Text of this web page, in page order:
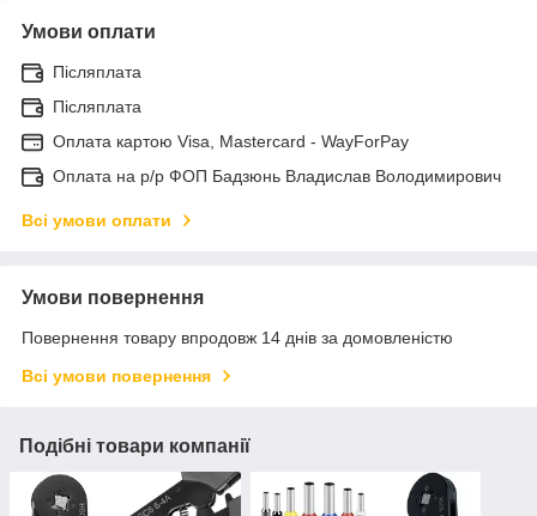
Умови оплати
Післяплата
Післяплата
Оплата картою Visa, Mastercard - WayForPay
Оплата на р/р ФОП Бадзюнь Владислав Володимирович
Всі умови оплати
Умови повернення
Повернення товару впродовж 14 днів за домовленістю
Всі умови повернення
Подібні товари компанії